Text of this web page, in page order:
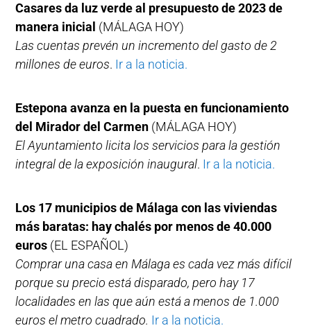
Casares da luz verde al presupuesto de 2023 de
manera inicial (MÁLAGA HOY)
Las cuentas prevén un incremento del gasto de 2
millones de euros. Ir a la noticia.
Estepona avanza en la puesta en funcionamiento
del Mirador del Carmen (MÁLAGA HOY)
El Ayuntamiento licita los servicios para la gestión
integral de la exposición inaugural. Ir a la noticia.
Los 17 municipios de Málaga con las viviendas
más baratas: hay chalés por menos de 40.000
euros (EL ESPAÑOL)
Comprar una casa en Málaga es cada vez más difícil
porque su precio está disparado, pero hay 17
localidades en las que aún está a menos de 1.000
euros el metro cuadrado. Ir a la noticia.